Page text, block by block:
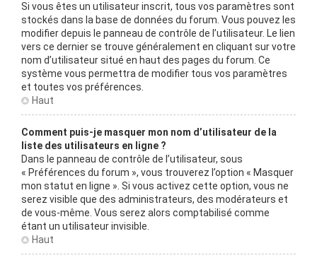
Si vous êtes un utilisateur inscrit, tous vos paramètres sont
stockés dans la base de données du forum. Vous pouvez les
modifier depuis le panneau de contrôle de l’utilisateur. Le lien
vers ce dernier se trouve généralement en cliquant sur votre
nom d’utilisateur situé en haut des pages du forum. Ce
système vous permettra de modifier tous vos paramètres
et toutes vos préférences.
Haut
Comment puis-je masquer mon nom d’utilisateur de la
liste des utilisateurs en ligne ?
Dans le panneau de contrôle de l’utilisateur, sous
« Préférences du forum », vous trouverez l’option « Masquer
mon statut en ligne ». Si vous activez cette option, vous ne
serez visible que des administrateurs, des modérateurs et
de vous-même. Vous serez alors comptabilisé comme
étant un utilisateur invisible.
Haut